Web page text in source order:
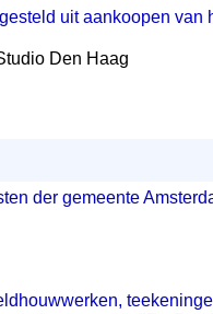
uit aankoopen
Den Haag
der gemeente